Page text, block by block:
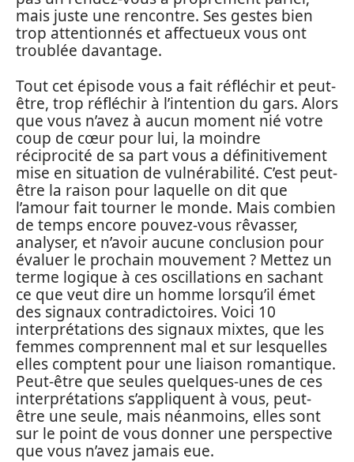
mais juste une rencontre. Ses gestes bien
trop attentionnés et affectueux vous ont
troublée davantage.
Tout cet épisode vous a fait réfléchir et peut-
être, trop réfléchir à l’intention du gars. Alors
que vous n’avez à aucun moment nié votre
coup de cœur pour lui, la moindre
réciprocité de sa part vous a définitivement
mise en situation de vulnérabilité. C’est peut-
être la raison pour laquelle on dit que
l’amour fait tourner le monde. Mais combien
de temps encore pouvez-vous rêvasser,
analyser, et n’avoir aucune conclusion pour
évaluer le prochain mouvement ? Mettez un
terme logique à ces oscillations en sachant
ce que veut dire un homme lorsqu’il émet
des signaux contradictoires. Voici 10
interprétations des signaux mixtes, que les
femmes comprennent mal et sur lesquelles
elles comptent pour une liaison romantique.
Peut-être que seules quelques-unes de ces
interprétations s’appliquent à vous, peut-
être une seule, mais néanmoins, elles sont
sur le point de vous donner une perspective
que vous n’avez jamais eue.